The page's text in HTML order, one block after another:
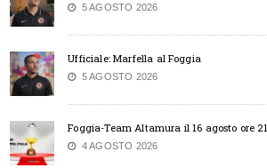
5 AGOSTO 2026
Ufficiale: Marfella al Foggia
5 AGOSTO 2026
Foggia-Team Altamura il 16 agosto ore 21
4 AGOSTO 2026